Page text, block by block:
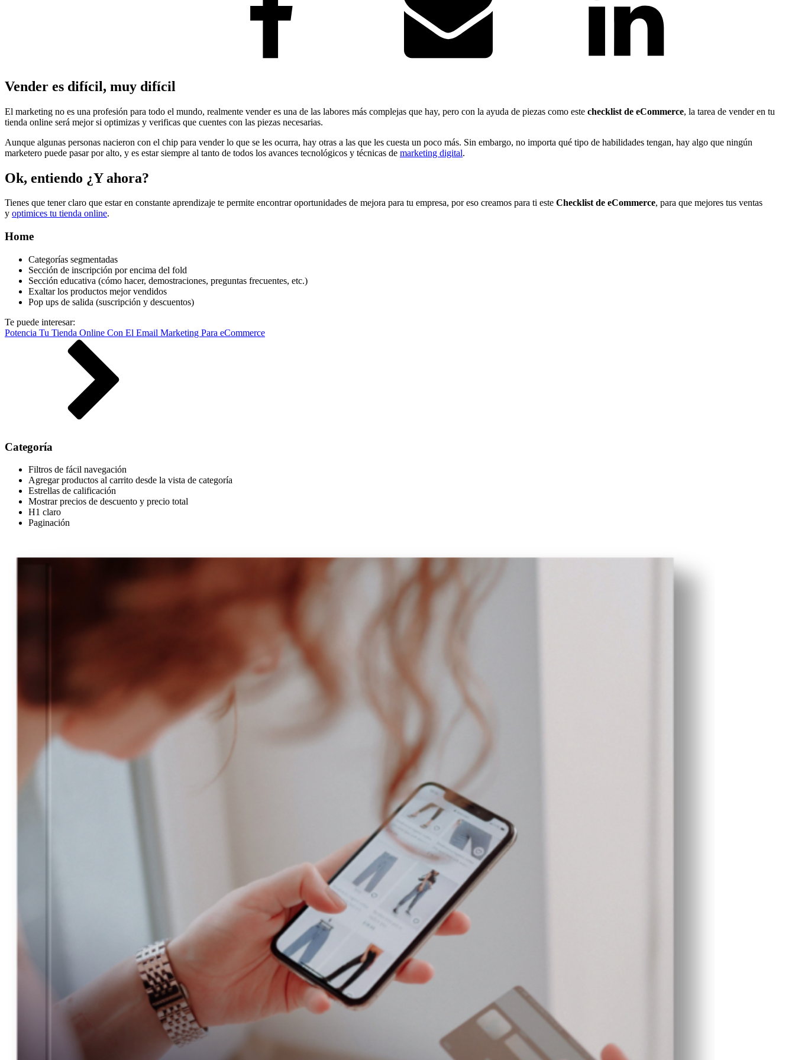
Vender es difícil, muy difícil
El marketing no es una profesión para todo el mundo, realmente vender es una de las labores más complejas que hay, pero con la ayuda de piezas como este checklist de eCommerce, la tarea de vender en tu
tienda online será mejor si optimizas y verificas que cuentes con las piezas necesarias.
Aunque algunas personas nacieron con el chip para vender lo que se les ocurra, hay otras a las que les cuesta un poco más. Sin embargo, no importa qué tipo de habilidades tengan, hay algo que ningún
marketero puede pasar por alto, y es estar siempre al tanto de todos los avances tecnológicos y técnicas de marketing digital.
Ok, entiendo ¿Y ahora?
Tienes que tener claro que estar en constante aprendizaje te permite encontrar oportunidades de mejora para tu empresa, por eso creamos para ti este Checklist de eCommerce, para que mejores tus ventas
y optimices tu tienda online.
Home
Categorías segmentadas
Sección de inscripción por encima del fold
Sección educativa (cómo hacer, demostraciones, preguntas frecuentes, etc.)
Exaltar los productos mejor vendidos
Pop ups de salida (suscripción y descuentos)
Te puede interesar:
Potencia Tu Tienda Online Con El Email Marketing Para eCommerce
Categoría
Filtros de fácil navegación
Agregar productos al carrito desde la vista de categoría
Estrellas de calificación
Mostrar precios de descuento y precio total
H1 claro
Paginación